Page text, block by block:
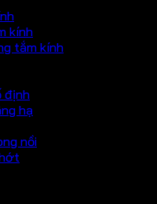
kính
tắm kính
định
hạ
nồi